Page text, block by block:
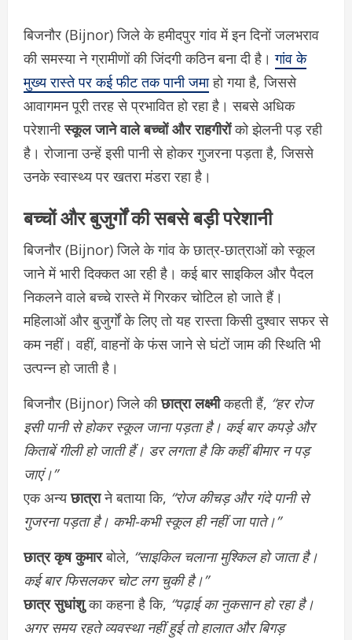
बिजनौर (Bijnor) जिले के हमीदपुर गांव में इन दिनों जलभराव
की समस्या ने ग्रामीणों की जिंदगी कठिन बना दी है।गांव के
मुख्य रास्ते पर कई फीट तक पानी जमाहो गया है, जिससे
आवागमन पूरी तरह से प्रभावित हो रहा है। सबसे अधिक
परेशानीस्कूल जाने वाले बच्चों और राहगीरोंको झेलनी पड़ रही
है। रोजाना उन्हें इसी पानी से होकर गुजरना पड़ता है, जिससे
उनके स्वास्थ्य पर खतरा मंडरा रहा है।
बच्चों और बुजुर्गों की सबसे बड़ी परेशानी
बिजनौर (Bijnor) जिले के गांव के छात्र-छात्राओं को स्कूल
जाने में भारी दिक्कत आ रही है। कई बार साइकिल और पैदल
निकलने वाले बच्चे रास्ते में गिरकर चोटिल हो जाते हैं।
महिलाओं और बुजुर्गों के लिए तो यह रास्ता किसी दुश्वार सफर से
कम नहीं। वहीं, वाहनों के फंस जाने से घंटों जाम की स्थिति भी
उत्पन्न हो जाती है।
बिजनौर (Bijnor) जिले कीछात्रा लक्ष्मीकहती हैं, “हर रोज
इसी पानी से होकर स्कूल जाना पड़ता है। कई बार कपड़े और
किताबें गीली हो जाती हैं। डर लगता है कि कहीं बीमार न पड़
जाएं।”
एक अन्यछात्राने बताया कि, “रोज कीचड़ और गंदे पानी से
गुजरना पड़ता है। कभी-कभी स्कूल ही नहीं जा पाते।”
छात्र कृष कुमारबोले, “साइकिल चलाना मुश्किल हो जाता है।
कई बार फिसलकर चोट लग चुकी है।”
छात्र सुधांशुका कहना है कि, “पढ़ाई का नुकसान हो रहा है।
अगर समय रहते व्यवस्था नहीं हुई तो हालात और बिगड़